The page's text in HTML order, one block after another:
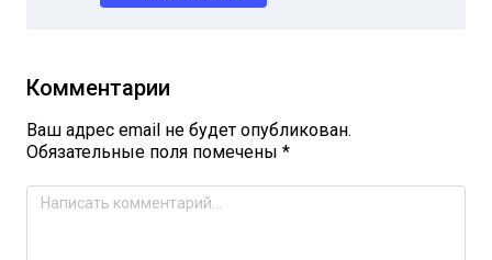
Комментарии
Ваш адрес email не будет опубликован.
Обязательные поля помечены *